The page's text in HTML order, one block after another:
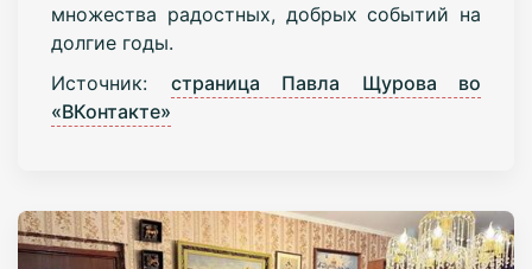
множества радостных, добрых событий на
долгие годы.
Источник: страница Павла Щурова во
«ВКонтакте»